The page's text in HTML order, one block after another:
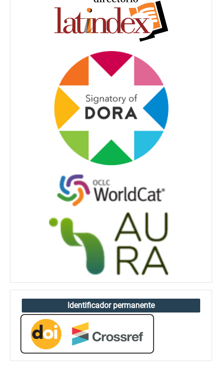
Identificador permanente